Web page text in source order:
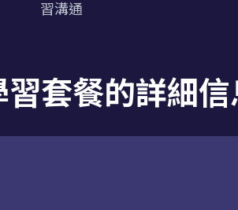
習溝通
習套餐的詳細